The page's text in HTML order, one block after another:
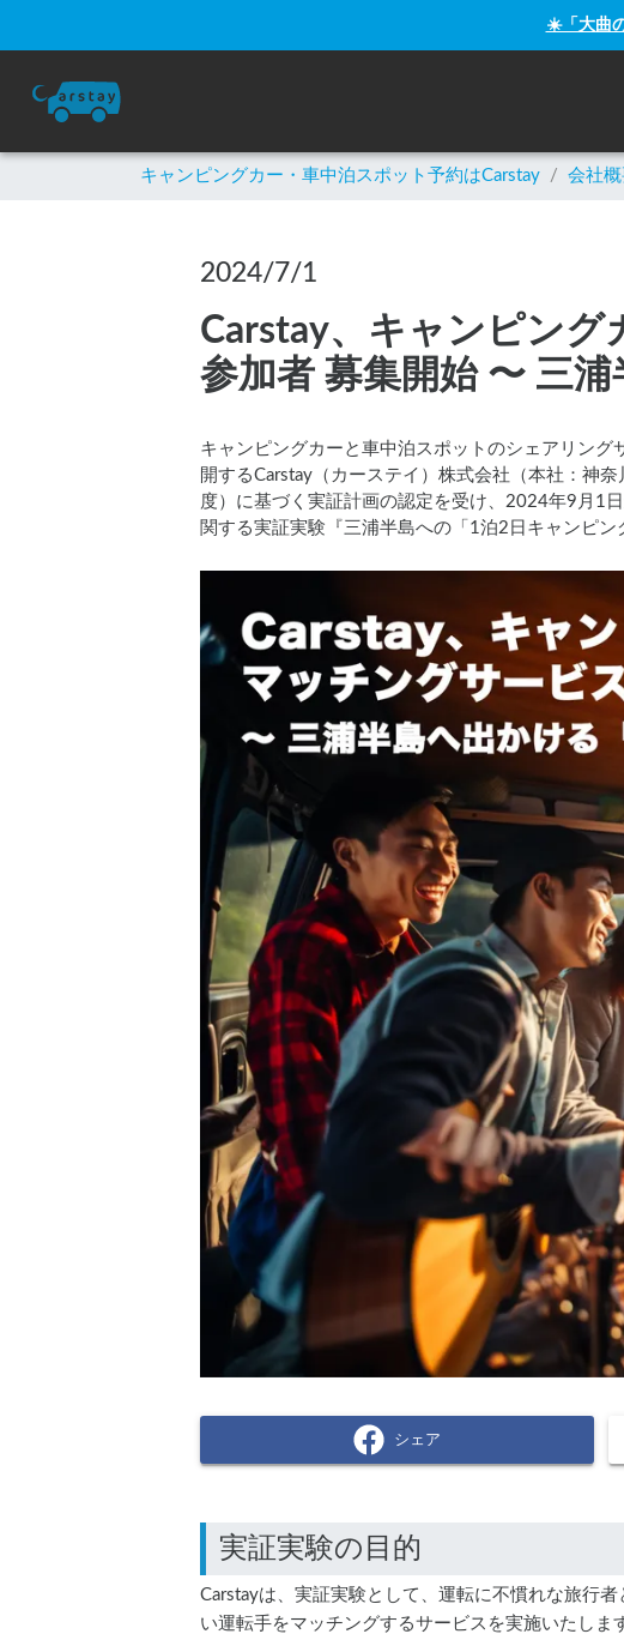
☀️「大曲
キャンピングカー・車中泊スポット予約はCarstay / 会社
2024/7/1
Carstay、キャンピング
参加者 募集開始 〜 三
キャンピングカーと車中泊スポットのシェアリン
開するCarstay（カーステイ）株式会社（本社：神
度）に基づく実証計画の認定を受け、2024年9月1
関する実証実験『三浦半島への「1泊2日キャンピン
シェア
Carstayは、実証実験として、運転に不慣れな旅行
い運転手をマッチングするサービスを実施いたしま